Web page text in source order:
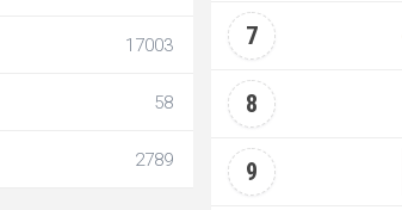
17003
58
2789
7
8
9